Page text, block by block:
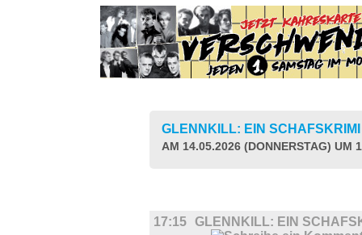
GLENNKILL: EIN
AM 14.05.2026 (DONNERSTAG) UM
17:15 GLENNKILL: EIN